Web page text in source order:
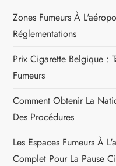
l
e
Zones Fumeurs À
Réglementations
Prix Cigarette Belgique :
Fumeurs
Comment Obtenir La
Des Procédures
Les Espaces Fumeurs À
Complet Pour La Pause